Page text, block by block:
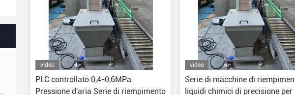
video
PLC controllato 0,4-0,6MPa
Pressione d'aria Serie di riempimento
video
Serie di macchine di
liquidi chimici di precisione per